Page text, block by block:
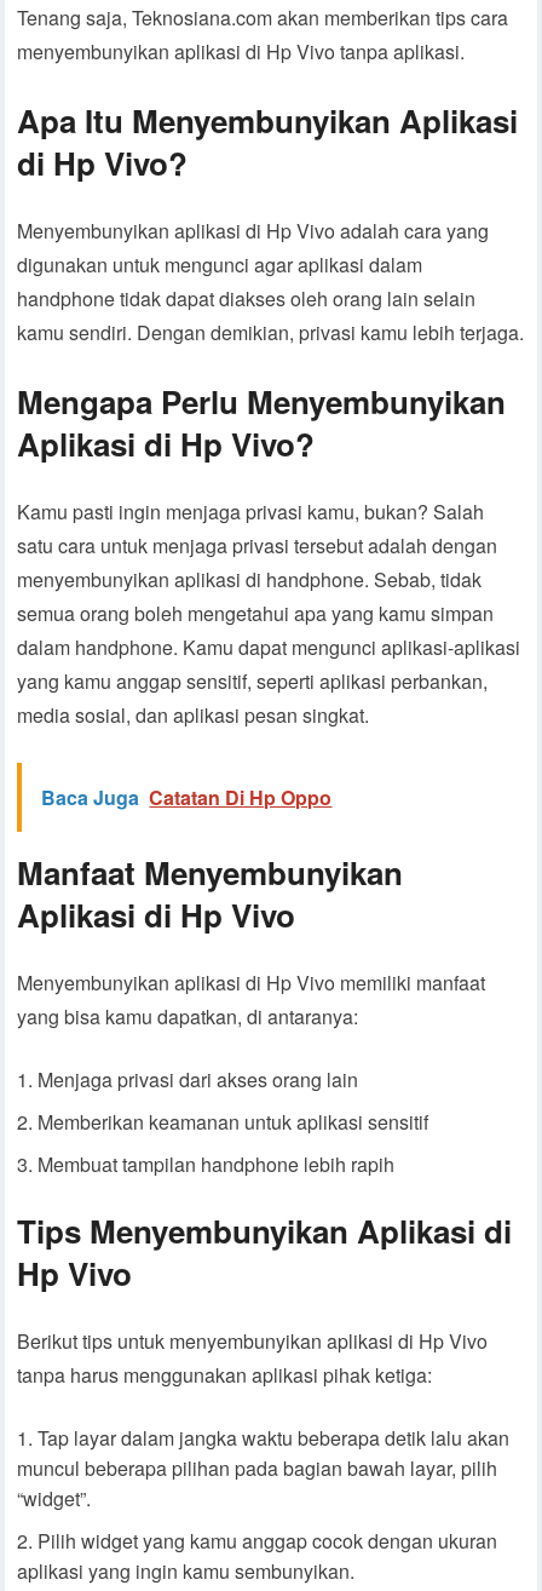
Tenang saja, Teknosiana.com akan memberikan tips cara
menyembunyikan aplikasi di Hp Vivo tanpa aplikasi.
Apa Itu Menyembunyikan Aplikasi
di Hp Vivo?
Menyembunyikan aplikasi di Hp Vivo adalah cara yang
digunakan untuk mengunci agar aplikasi dalam
handphone tidak dapat diakses oleh orang lain selain
kamu sendiri. Dengan demikian, privasi kamu lebih terjaga.
Mengapa Perlu Menyembunyikan
Aplikasi di Hp Vivo?
Kamu pasti ingin menjaga privasi kamu, bukan? Salah
satu cara untuk menjaga privasi tersebut adalah dengan
menyembunyikan aplikasi di handphone. Sebab, tidak
semua orang boleh mengetahui apa yang kamu simpan
dalam handphone. Kamu dapat mengunci aplikasi-aplikasi
yang kamu anggap sensitif, seperti aplikasi perbankan,
media sosial, dan aplikasi pesan singkat.
Baca Juga Catatan Di Hp Oppo
Manfaat Menyembunyikan
Aplikasi di Hp Vivo
Menyembunyikan aplikasi di Hp Vivo memiliki manfaat
yang bisa kamu dapatkan, di antaranya:
Menjaga privasi dari akses orang lain
Memberikan keamanan untuk aplikasi sensitif
Membuat tampilan handphone lebih rapih
Tips Menyembunyikan Aplikasi di
Hp Vivo
Berikut tips untuk menyembunyikan aplikasi di Hp Vivo
tanpa harus menggunakan aplikasi pihak ketiga:
Tap layar dalam jangka waktu beberapa detik lalu akan
muncul beberapa pilihan pada bagian bawah layar, pilih
“widget”.
Pilih widget yang kamu anggap cocok dengan ukuran
aplikasi yang ingin kamu sembunyikan.